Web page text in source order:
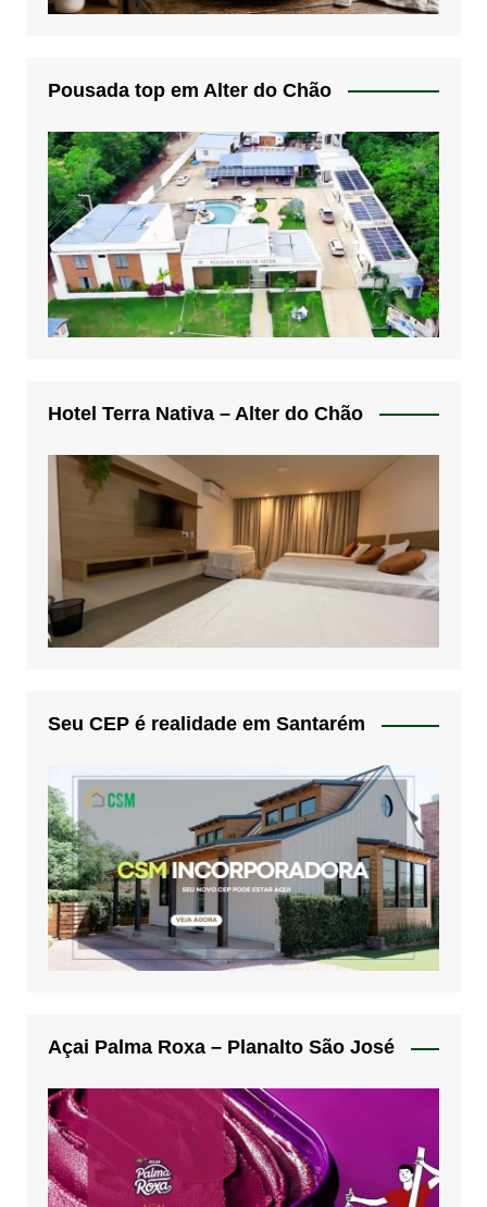
Pousada top em Alter do Chão
Hotel Terra Nativa – Alter do Chão
Seu CEP é realidade em Santarém
Açai Palma Roxa – Planalto São José